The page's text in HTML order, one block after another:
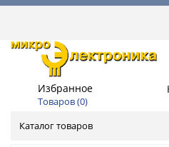
Избранное
Товаров (0)
Каталог товаров